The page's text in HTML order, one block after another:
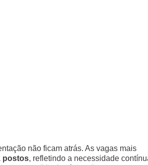
não ficam atrás. As vagas mais
postos, refletindo a necessidade